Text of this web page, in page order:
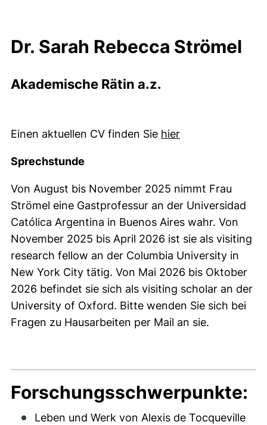
Dr. Sarah Rebecca Strömel
Akademische Rätin a.z.
Einen aktuellen CV finden Sie hier(öffnet neues
Sprechstunde
Von August bis November 2025 nimmt Frau
Strömel eine Gastprofessur an der Universidad
Católica Argentina in Buenos Aires wahr. Von
November 2025 bis April 2026 ist sie als visiting
research fellow an der Columbia University in
New York City tätig. Von Mai 2026 bis Oktober
2026 befindet sie sich als visiting scholar an der
University of Oxford. Bitte wenden Sie sich bei
Fragen zu Hausarbeiten per Mail an sie.
Forschungsschwerpunkte:
Leben und Werk von Alexis de Tocqueville